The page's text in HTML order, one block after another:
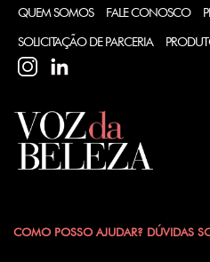
QUEM SOMOS FALE CONOSCO
SOLICITAÇÃO DE PARCERIA
INSTAGRAM
COMO POSSO AJUDAR? DÚVIDAS